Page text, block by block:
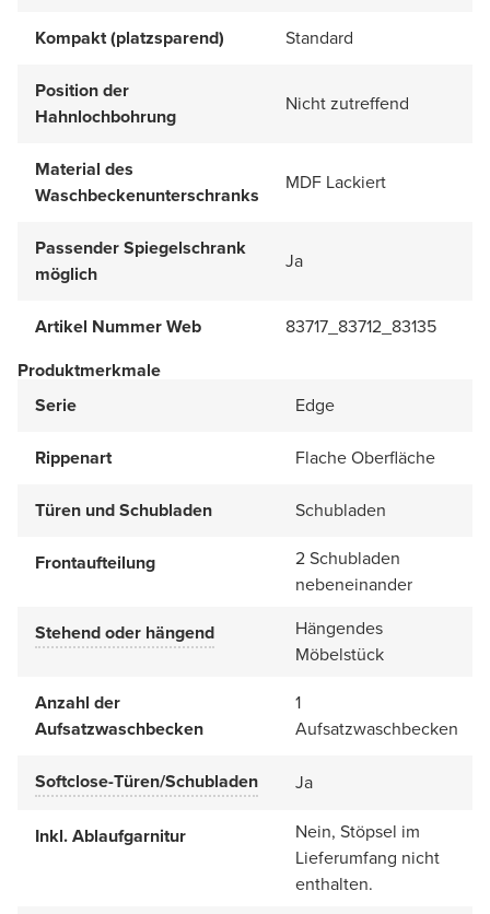
Kompakt (platzsparend) Standard
Position der
Hahnlochbohrung
Nicht zutreffend
Material des
Waschbeckenunterschranks
MDF Lackiert
Passender Spiegelschrank
möglich
Ja
Artikel Nummer Web
83717_83712_83135
Produktmerkmale
Serie
Edge
Rippenart Flache Oberfläche
Türen und Schubladen Schubladen
Frontaufteilung
2 Schubladen
nebeneinander
Stehend oder hängend
Hängendes
Möbelstück
Anzahl der
Aufsatzwaschbecken
1
Aufsatzwaschbecken
Softclose-Türen/Schubladen Ja
Inkl. Ablaufgarnitur
Nein, Stöpsel im
Lieferumfang nicht
enthalten.